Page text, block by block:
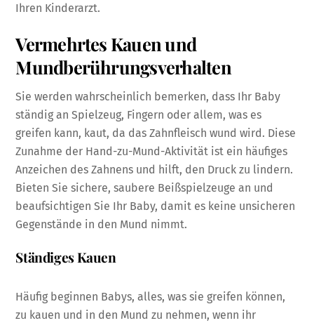
Ihren Kinderarzt.
Vermehrtes Kauen und
Mundberührungsverhalten
Sie werden wahrscheinlich bemerken, dass Ihr Baby
ständig an Spielzeug, Fingern oder allem, was es
greifen kann, kaut, da das Zahnfleisch wund wird. Diese
Zunahme der Hand-zu-Mund-Aktivität ist ein häufiges
Anzeichen des Zahnens und hilft, den Druck zu lindern.
Bieten Sie sichere, saubere Beißspielzeuge an und
beaufsichtigen Sie Ihr Baby, damit es keine unsicheren
Gegenstände in den Mund nimmt.
Ständiges Kauen
Häufig beginnen Babys, alles, was sie greifen können,
zu kauen und in den Mund zu nehmen, wenn ihr